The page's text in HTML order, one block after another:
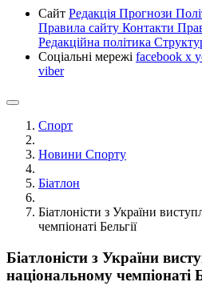
Сайт Редакція Прогнози
Правила сайту Контакти
Редакційна політика
Соціальні мережі facebook x
viber
Спорт
Новини Спорту
Біатлон
Біатлоністи з України
чемпіонаті Бельгії
Біатлоністи з України
національному чемпіонаті